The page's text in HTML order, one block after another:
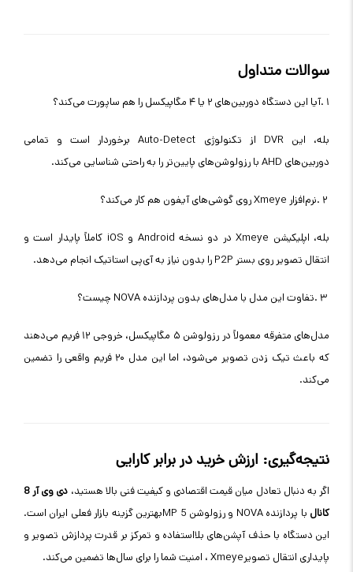
سوالات متداول
۱ .آیا این دستگاه دوربین‌های ۲ یا ۴ مگاپیکسل را هم ساپورت می‌کند؟
بله، این DVR از تکنولوژی Auto-Detect برخوردار است و تمامی
دوربین‌های AHD با رزولوشن‌های پایین‌تر را به راحتی شناسایی می‌کند.
۲ .نرم‌افزار Xmeyeروی گوشی‌های آیفون هم کار می‌کند؟
بله، اپلیکیشن Xmeye در دو نسخه Android و iOS کاملاً پایدار است و
انتقال تصویر روی بستر P2P را بدون نیاز به آی‌پی استاتیک انجام می‌دهد.
۳ .تفاوت این مدل با مدل‌های بدون پردازنده NOVA چیست؟
مدل‌های متفرقه معمولاً در رزولوشن ۵ مگاپیکسل، خروجی ۱۲ فریم می‌دهند
که باعث تیک زدن تصویر می‌شود، اما این مدل ۲۰ فریم واقعی را تضمین
می‌کند.
نتیجه‌گیری: ارزش خرید در برابر کارایی
اگر به دنبال تعادل میان قیمت اقتصادی و کیفیت فنی بالا هستید،
دی وی آر 8
کانال با پردازنده NOVA و رزولوشن 5 MPبهترین گزینه بازار فعلی ایران است.
این دستگاه با حذف آپشن‌های بلااستفاده و تمرکز بر قدرت پردازش تصویر و
پایداری انتقال تصویرXmeye ، امنیت شما را برای سال‌ها تضمین می‌کند.